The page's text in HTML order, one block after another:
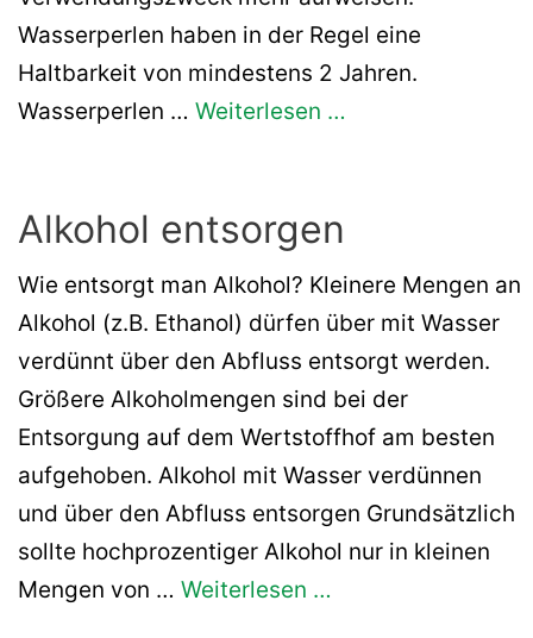
Wasserperlen haben in der Regel eine
Haltbarkeit von mindestens 2 Jahren.
Wasserperlen … Weiterlesen …
Alkohol entsorgen
Wie entsorgt man Alkohol? Kleinere Mengen an
Alkohol (z.B. Ethanol) dürfen über mit Wasser
verdünnt über den Abfluss entsorgt werden.
Größere Alkoholmengen sind bei der
Entsorgung auf dem Wertstoffhof am besten
aufgehoben. Alkohol mit Wasser verdünnen
und über den Abfluss entsorgen Grundsätzlich
sollte hochprozentiger Alkohol nur in kleinen
Mengen von … Weiterlesen …